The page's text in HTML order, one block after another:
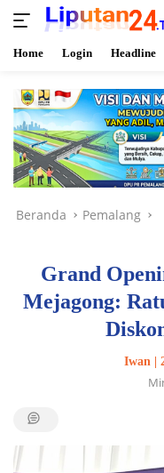
konten
Home Login Headline
Beranda Pemalang
Grand
Mejagong:
Iwan |